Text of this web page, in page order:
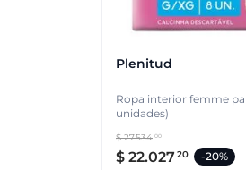
Plenitud
Ropa interior femme pant g/
unidades)
$ 27.534 00
$ 22.02720 -20%